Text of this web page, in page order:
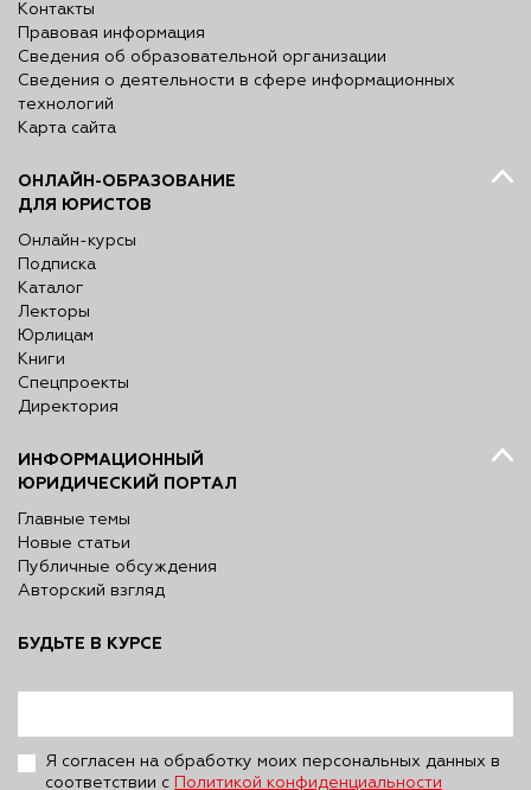
Контакты
Правовая информация
Сведения об образовательной организации
Сведения о деятельности в сфере информационных
технологий
Карта сайта
ОНЛАЙН-ОБРАЗОВАНИЕ
ДЛЯ ЮРИСТОВ
Онлайн-курсы
Подписка
Каталог
Лекторы
Юрлицам
Книги
Спецпроекты
Директория
ИНФОРМАЦИОННЫЙ
ЮРИДИЧЕСКИЙ ПОРТАЛ
Главные темы
Новые статьи
Публичные обсуждения
Авторский взгляд
БУДЬТЕ В КУРСЕ
Я согласен на обработку моих персональных данных в
соответствии с
Политикой конфиденциальности